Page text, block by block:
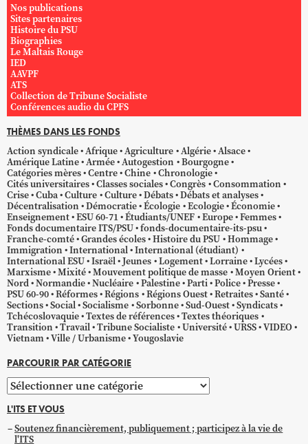
Nos publications
Sites partenaires
Histoire du PSU
Biographies
Le Maltais Rouge
IED
AAVPF
ATS
Collection de Tribune Socialiste
Conférences audio du CPFS
THÈMES DANS LES FONDS
Action syndicale Afrique Agriculture Algérie Alsace
Amérique Latine Armée Autogestion
Bourgogne
Catégories mères Centre Chine Chronologie
Cités universitaires Classes sociales Congrès Consommation
Crise Cuba Culture Culture Débats Débats et analyses
Décentralisation Démocratie Écologie Ecologie Économie
Enseignement ESU 60-71 Étudiants/UNEF Europe Femmes
Fonds documentaire ITS/PSU fonds-documentaire-its-psu
Franche-comté Grandes écoles Histoire du PSU Hommage
Immigration International International (étudiant)
International ESU Israël Jeunes Logement Lorraine Lycées
Marxisme Mixité Mouvement politique de masse Moyen Orient
Nord Normandie Nucléaire Palestine Parti Police Presse
PSU 60-90 Réformes Régions Régions Ouest Retraites Santé
Sections Social Socialisme Sorbonne Sud-Ouest Syndicats
Tchécoslovaquie Textes de références Textes théoriques
Transition Travail Tribune Socialiste Université URSS VIDEO
Vietnam Ville / Urbanisme Yougoslavie
PARCOURIR PAR CATÉGORIE
Parcourir
par
catégorie
L'ITS ET VOUS
Soutenez financièrement, publiquement ; participez à la vie de
l'ITS